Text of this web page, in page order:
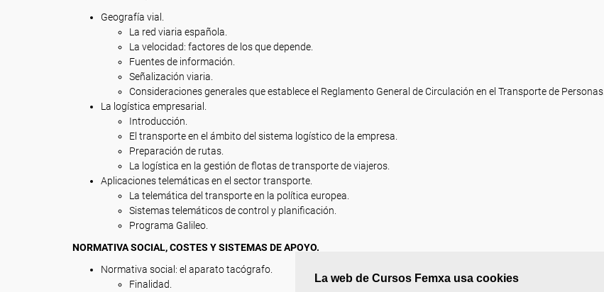
La web de Cursos Femxa usa cookies
Geografía vial.
La red viaria española.
La velocidad: factores de los que depende.
Fuentes de información.
Señalización viaria.
Consideraciones generales que establece el Reglamento General de Circulación en el Transporte de Personas.
La logística empresarial.
Introducción.
El transporte en el ámbito del sistema logístico de la empresa.
Preparación de rutas.
La logística en la gestión de flotas de transporte de viajeros.
Aplicaciones telemáticas en el sector transporte.
La telemática del transporte en la política europea.
Sistemas telemáticos de control y planificación.
Programa Galileo.
NORMATIVA SOCIAL, COSTES Y SISTEMAS DE APOYO.
Normativa social: el aparato tacógrafo.
Finalidad.